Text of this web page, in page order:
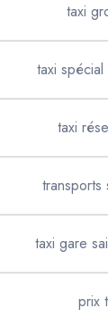
taxi
taxi
taxi
transports
taxi gare
prix